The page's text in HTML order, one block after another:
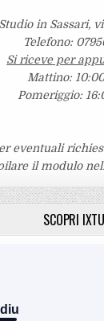
Studio in Sassari,
Telefono:
Si riceve per
Mattino:
Pomeriggio:
eventuali
il modulo
SCOPRI